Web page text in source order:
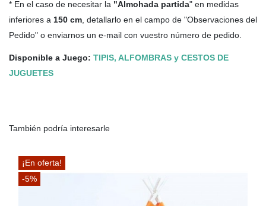
* En el caso de necesitar la "Almohada partida" en medidas
inferiores a 150 cm, detallarlo en el campo de "Observaciones del
Pedido" o enviarnos un e-mail con vuestro número de pedido.
Disponible a Juego: TIPIS, ALFOMBRAS y CESTOS DE
JUGUETES
También podría interesarle
¡En oferta!
-5%